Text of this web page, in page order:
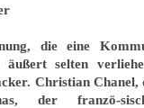
die eine
selten
Christian Chanel,
der franzö-